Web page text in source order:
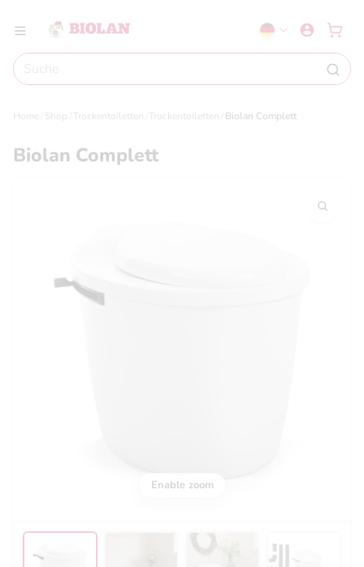
Home Shop Trockentoiletten Trockentoiletten Biolan Complett
Biolan Complett
Enable zoom